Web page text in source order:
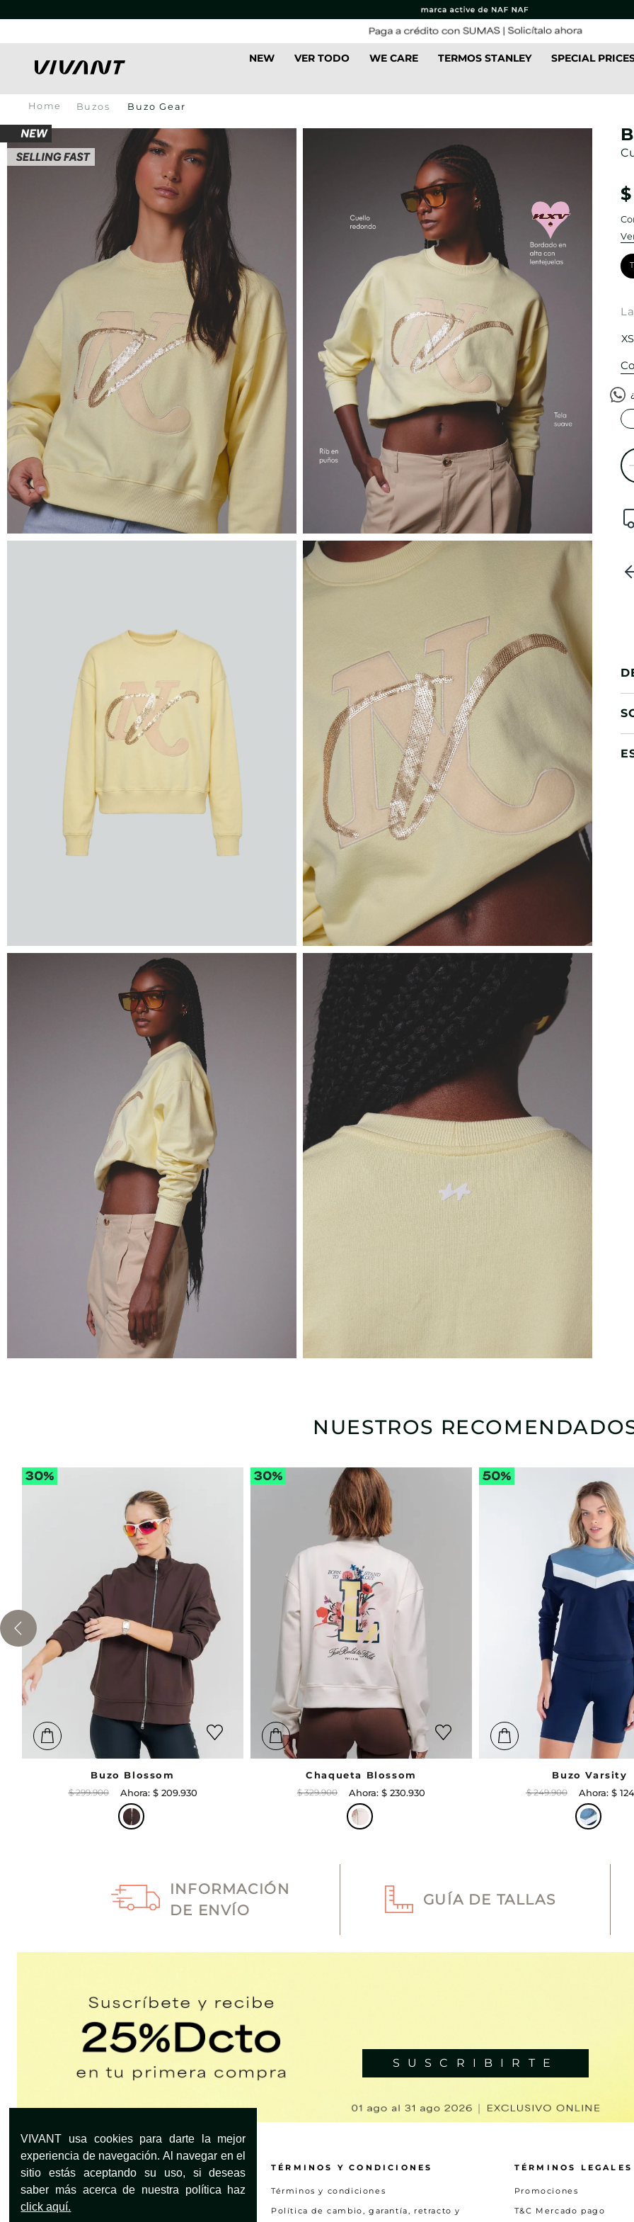
VIVANT usa cookies para darte la mejor
experiencia de navegación. Al navegar en el
sitio estás aceptando su uso, si deseas
saber más acerca de nuestra política haz
click aquí.
NEW VER TODO WE CARE TERMOS STANLEY SPECIAL
Buzos Buzo Gear
$
NUESTROS
Buzo Blossom
$ 299.900 $ 209.930
Chaqueta Blossom
$ 329.900 $ 230.930
Buzo Varsity
$ 249.900 $ 124
INFORMACIÓN
DE ENVÍO
GUÍA DE TALLAS
SUSCRIBIRTE
¿NECESITAS AYUDA?
Servicio al Cliente
TÉRMINOS Y CONDICIONES
Términos y condiciones
Política de cambio, garantía, retracto y
TÉRMINOS LEGALES
Promociones
T&C Mercado pago